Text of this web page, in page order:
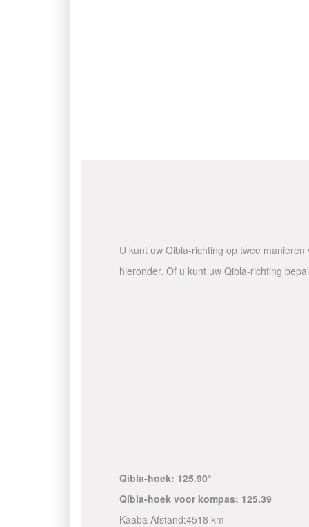
U kunt uw Qibla-richting op twee
hieronder. Of u kunt uw Qibla-richting
Qibla-hoek: 125.90°
Qibla-hoek voor kompas: 125.39
Kaaba Afstand:4518 km